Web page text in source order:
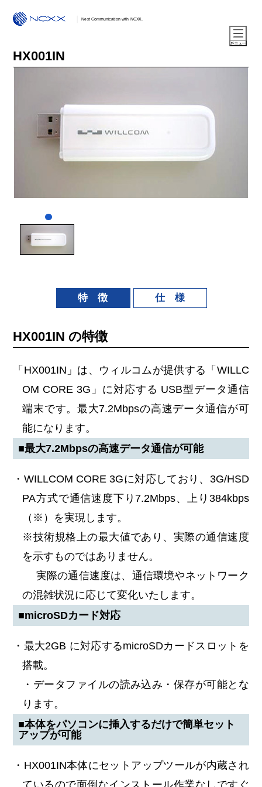
Next Communication with NCXX.
HX001IN
特 徴 仕 様
HX001IN の特徴
「HX001IN」は、ウィルコムが提供する「WILLC
OM CORE 3G」に対応する USB型データ通信
端末です。最大7.2Mbpsの高速データ通信が可
能になります。
■最大7.2Mbpsの高速データ通信が可能
・WILLCOM CORE 3Gに対応しており、3G/HSD
PA方式で通信速度下り7.2Mbps、上り384kbps
（※）を実現します。
※技術規格上の最大値であり、実際の通信速度
を示すものではありません。
実際の通信速度は、通信環境やネットワーク
の混雑状況に応じて変化いたします。
■microSDカード対応
・最大2GB に対応するmicroSDカードスロットを
搭載。
・データファイルの読み込み・保存が可能とな
ります。
■本体をパソコンに挿入するだけで簡単セット
アップが可能
・HX001IN本体にセットアップツールが内蔵され
ているので面倒なインストール作業なしですぐ